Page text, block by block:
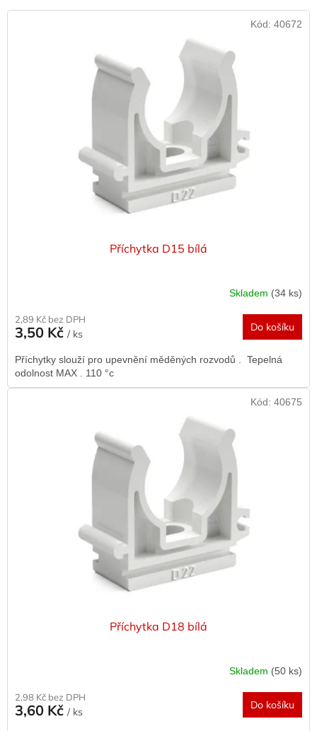
V
Příchytka D15 bílá
Skladem (34 ks)
2,89 Kč bez DPH
3,50 Kč / ks
Do košíku
Příchytky slouží pro upevnění měděných rozvodů . Tepelná
odolnost MAX . 110 °c
Kód: 40672
Příchytka D18 bílá
Skladem (50 ks)
2,98 Kč bez DPH
3,60 Kč / ks
Do košíku
Kód: 40675